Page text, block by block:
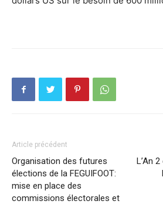
Article précédent
Organisation des futures
élections de la FEGUIFOOT:
mise en place des
commissions électorales et
L’An